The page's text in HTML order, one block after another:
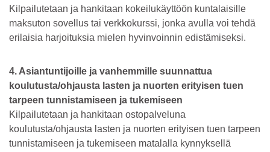
Kilpailutetaan ja hankitaan kokeilukäyttöön kuntalaisille
maksuton sovellus tai verkkokurssi, jonka avulla voi tehdä
erilaisia harjoituksia mielen hyvinvoinnin edistämiseksi.
4. Asiantuntijoille ja vanhemmille suunnattua
koulutusta/ohjausta lasten ja nuorten erityisen tuen
tarpeen tunnistamiseen ja tukemiseen
Kilpailutetaan ja hankitaan ostopalveluna
koulutusta/ohjausta lasten ja nuorten erityisen tuen tarpeen
tunnistamiseen ja tukemiseen matalalla kynnyksellä